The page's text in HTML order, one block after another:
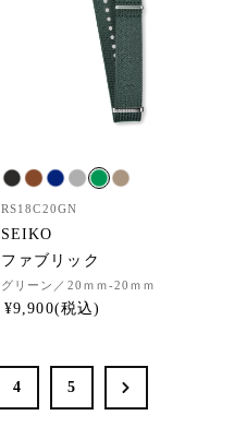
RS18C20GN
SEIKO
ファブリック
グリーン ／20ｍｍ-20ｍｍ
¥9,900
4 5